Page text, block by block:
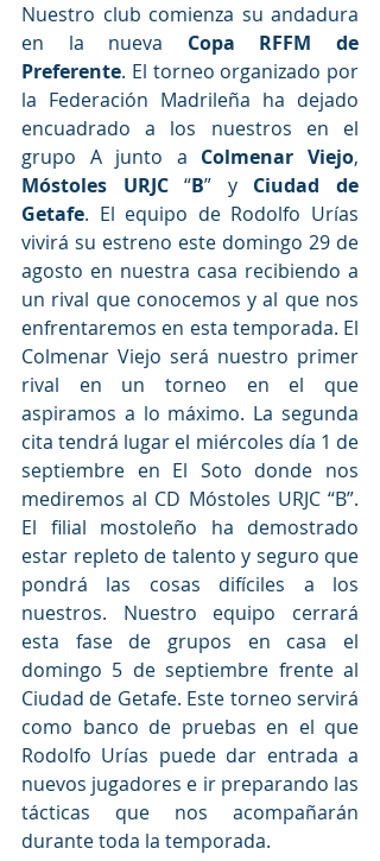
Nuestro club comienza su andadura
en la nueva Copa RFFM de
Preferente. El torneo organizado por
la Federación Madrileña ha dejado
encuadrado a los nuestros en el
grupo A junto a Colmenar Viejo
Móstoles URJC “B” y Ciudad de
Getafe. El equipo de Rodolfo Urías
vivirá su estreno este domingo 29 de
agosto en nuestra casa recibiendo a
un rival que conocemos y al que nos
enfrentaremos en esta temporada. El
Colmenar Viejo será nuestro primer
rival en un torneo en el que
aspiramos a lo máximo. La segunda
cita tendrá lugar el miércoles día 1 de
septiembre en El Soto donde nos
mediremos al CD Móstoles URJC “B”.
El filial mostoleño ha demostrado
estar repleto de talento y seguro que
pondrá las cosas difíciles a los
nuestros. Nuestro equipo cerrará
esta fase de grupos en casa el
domingo 5 de septiembre frente al
Ciudad de Getafe. Este torneo servirá
como banco de pruebas en el que
Rodolfo Urías puede dar entrada a
nuevos jugadores e ir preparando las
tácticas que nos acompañarán
durante toda la temporada.